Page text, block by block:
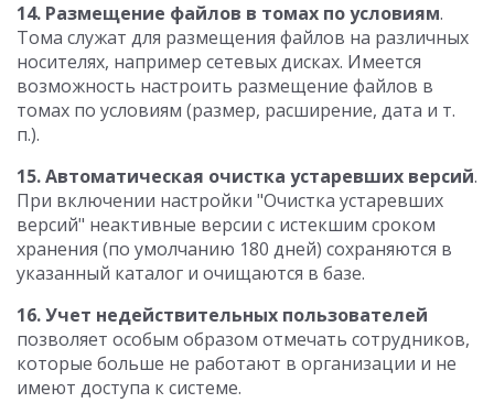
14. Размещение файлов в томах по условиям.
Тома служат для размещения файлов на различных
носителях, например сетевых дисках. Имеется
возможность настроить размещение файлов в
томах по условиям (размер, расширение, дата и т.
п.).
15. Автоматическая очистка устаревших версий.
При включении настройки "Очистка устаревших
версий" неактивные версии с истекшим сроком
хранения (по умолчанию 180 дней) сохраняются в
указанный каталог и очищаются в базе.
16. Учет недействительных пользователей
позволяет особым образом отмечать сотрудников,
которые больше не работают в организации и не
имеют доступа к системе.